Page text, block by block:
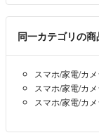
同一カテゴリの商
スマホ/家電/カメ
スマホ/家電/カメ
スマホ/家電/カメ